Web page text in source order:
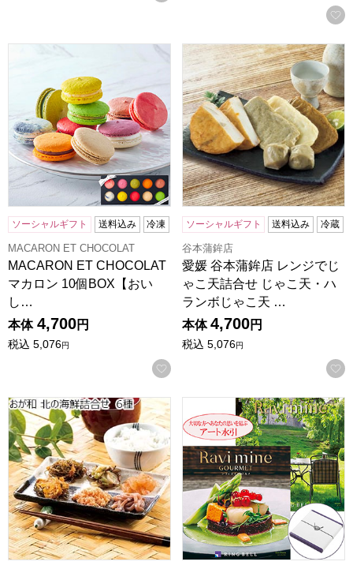
MACARON ET CHOCOLAT マカロン 10個BOX【おいしい
ソーシャルギフト 送料込み 冷凍
MACARON ET CHOCOLAT
MACARON ET CHOCOLAT
マカロン 10個BOX【おい
し…
本体 4,700円
税込 5,076円
お気に入りに登録する
愛媛 谷本蒲鉾店 レンジでじ
ソーシャルギフト 送料込み 冷蔵
谷本蒲鉾店
愛媛 谷本蒲鉾店 レンジでじ
ゃこ天詰合せ じゃこ天・ハ
ランボじゃこ天 …
本体 4,700円
税込 5,076円
おが和 北の海鮮詰合せ 6種[4905]【おいしいお取り寄せ】
ラヴィマイン カーキ＆エコ